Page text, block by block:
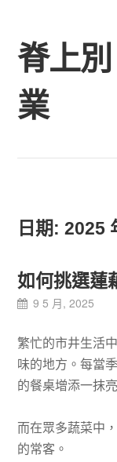
content
脊上別
業
日期:2025
如何挑選蓮
9 5 月, 2025
繁忙的市井生活
味的地方。每當
的餐桌增添一抹
而在眾多蔬菜中
的常客。